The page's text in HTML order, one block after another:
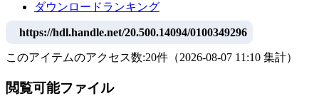
ダウンロードランキング
https://hdl.handle.net/20.500.14094/0100349296
このアイテムのアクセス数:20件 （2026-08-07 11:10 集計）
閲覧可能ファイル